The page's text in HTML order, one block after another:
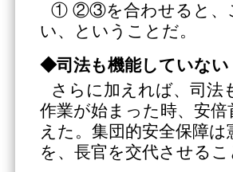
① ②③を合わせると、
い、ということだ。
◆司法も機能していない
さらに加えれば、司法
作業が始まった時、安
えた。集団的安全保障
を、長官を交代させる